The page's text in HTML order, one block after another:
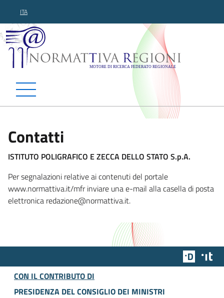
ITA
Normattiva Regioni -
Contatti
ISTITUTO POLIGRAFICO E ZECCA DELLO STATO S.p.A.
Per segnalazioni relative ai contenuti del portale
www.normattiva.it/mfr inviare una e-mail alla casella di posta
elettronica redazione@normattiva.it.
Team
CON IL CONTRIBUTO DI
PRESIDENZA DEL CONSIGLIO DEI MINISTRI